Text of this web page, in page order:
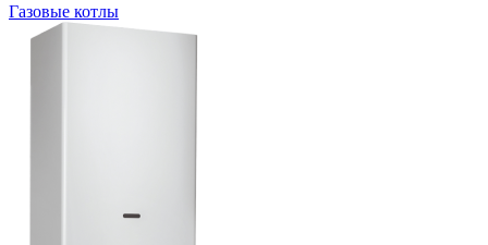
Газовые котлы